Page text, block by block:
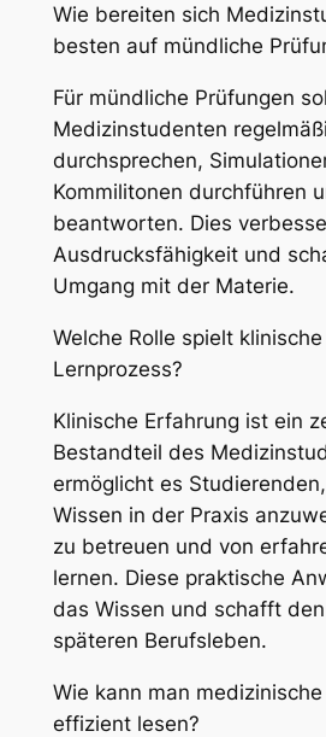
Wie bereiten sich
besten auf mündliche
Für mündliche Prüfungen
Medizinstudenten
durchsprechen,
Kommilitonen durchführen
beantworten. Dies
Ausdrucksfähigkeit und
Umgang mit der Materie.
Welche Rolle spielt
Lernprozess?
Klinische Erfahrung ist ein
Bestandteil des
ermöglicht es
Wissen in der Praxis
zu betreuen und von
lernen. Diese praktische
das Wissen und schafft
späteren Berufsleben.
Wie kann man
effizient lesen?